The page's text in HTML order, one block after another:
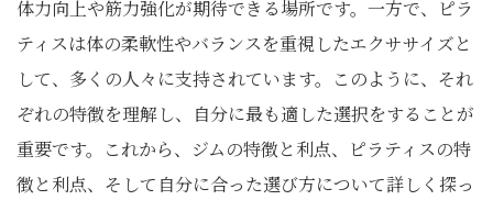
体力向上や筋力強化が期待できる場所です。一方で、ピラ
ティスは体の柔軟性やバランスを重視したエクササイズと
して、多くの人々に支持されています。このように、それ
ぞれの特徴を理解し、自分に最も適した選択をすることが
重要です。これから、ジムの特徴と利点、ピラティスの特
徴と利点、そして自分に合った選び方について詳しく探っ